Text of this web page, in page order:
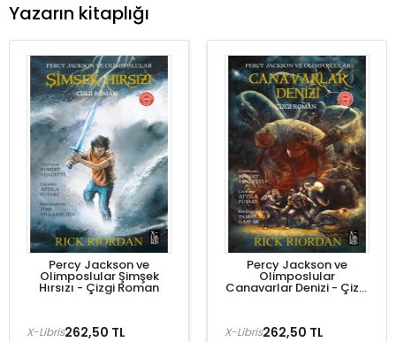
Yazarın kitaplığı
Percy Jackson ve
Olimposlular Şimşek
Hırsızı - Çizgi Roman
262,50 TL
X-Libris
Percy Jackson ve
Olimposlular
Canavarlar Denizi - Çizgi
262,50 TL
X-Libris